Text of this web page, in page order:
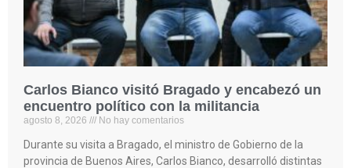
Carlos Bianco visitó Bragado y encabezó un
encuentro político con la militancia
agosto 8, 2026 No hay comentarios
Durante su visita a Bragado, el ministro de Gobierno de la
provincia de Buenos Aires, Carlos Bianco, desarrolló distintas